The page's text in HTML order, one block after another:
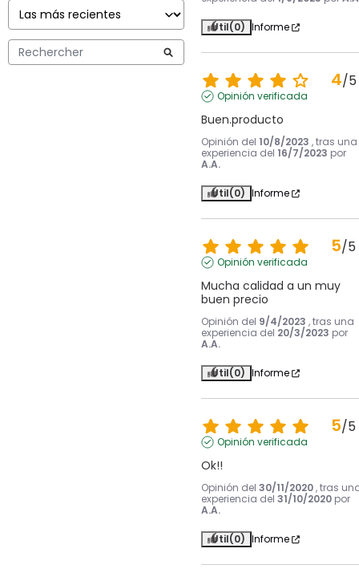
Útil(0) Informe
4/5
Opinión verificada
Buen.producto
Opinión del 10/8/2023 , tras una
experiencia del 16/7/2023 por
A.A.
Útil(0) Informe
5/5
Opinión verificada
Mucha calidad a un muy
buen precio
Opinión del 9/4/2023 , tras una
experiencia del 20/3/2023 por
A.A.
Útil(0) Informe
5/5
Opinión verificada
Ok!!
Opinión del 30/11/2020 , tras
experiencia del 31/10/2020 por
A.A.
Útil(0) Informe